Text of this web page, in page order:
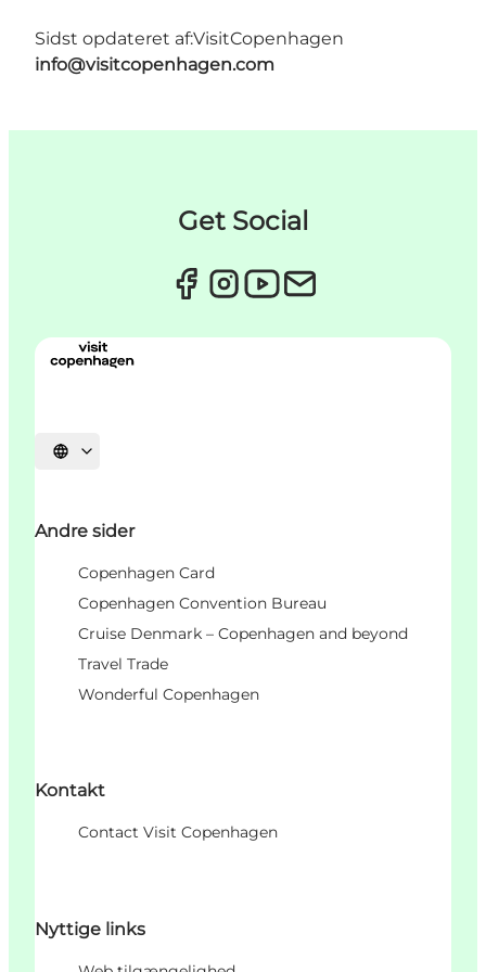
Sidst opdateret af:VisitCopenhagen
info@visitcopenhagen.com
Get Social
Vælg sprog
Andre sider
Copenhagen Card
Copenhagen Convention Bureau
Cruise Denmark – Copenhagen and beyond
Travel Trade
Wonderful Copenhagen
Kontakt
Contact Visit Copenhagen
Nyttige links